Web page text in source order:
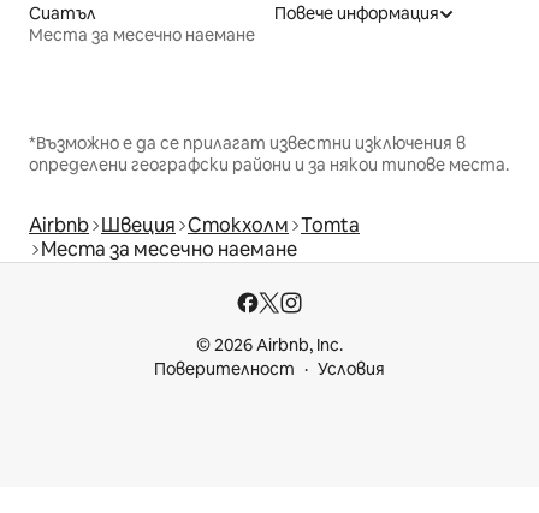
Сиатъл
Места за месечно наемане
Повече информация
*Възможно е да се прилагат известни изключения в
определени географски райони и за някои типове места.
Airbnb Швеция Стокхолм Tomta
Места за месечно наемане
© 2026 Airbnb, Inc.
Поверителност
Условия